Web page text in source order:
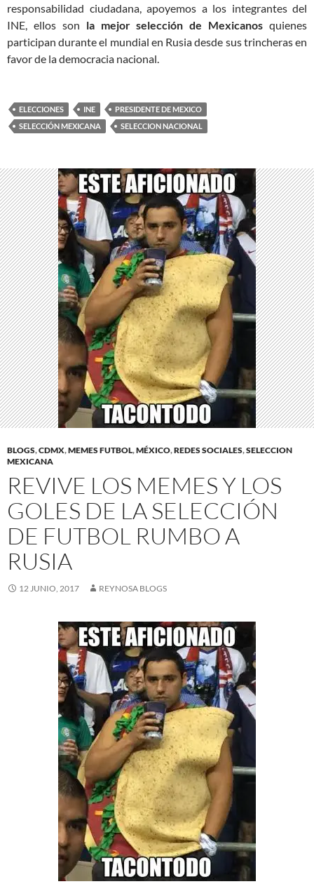
responsabilidad ciudadana, apoyemos a los integrantes del
INE, ellos son la mejor selección de Mexicanos quienes
participan durante el mundial en Rusia desde sus trincheras en
favor de la democracia nacional.
ELECCIONES INE
PRESIDENTE DE MEXICO
SELECCIÓN MEXICANA
SELECCION NACIONAL
BLOGS,CDMX,MEMES FUTBOL,MÉXICO,REDES SOCIALES,SELECCION
MEXICANA
REVIVE LOS MEMES Y LOS
GOLES DE LA SELECCIÓN
DE FUTBOL RUMBO A
RUSIA
12 JUNIO, 2017 REYNOSA BLOGS